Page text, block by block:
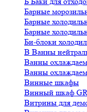
Барные
Барные
Барные
Би-блоки
В Ванны
Ванны
Ванны
Винные шкафы
Винный шкаф
Витрины для